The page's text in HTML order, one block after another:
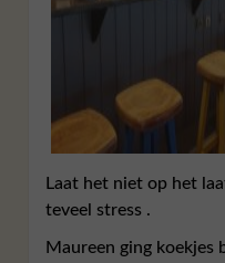
Laat het niet op het
teveel stress .
Maureen ging koekjes